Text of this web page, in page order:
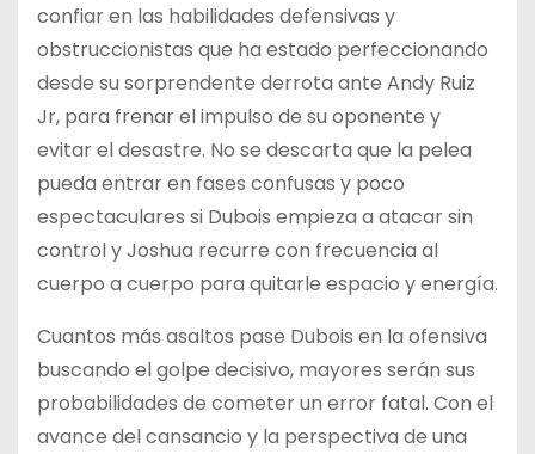
confiar en las habilidades defensivas y
obstruccionistas que ha estado perfeccionando
desde su sorprendente derrota ante Andy Ruiz
Jr, para frenar el impulso de su oponente y
evitar el desastre. No se descarta que la pelea
pueda entrar en fases confusas y poco
espectaculares si Dubois empieza a atacar sin
control y Joshua recurre con frecuencia al
cuerpo a cuerpo para quitarle espacio y energía.
Cuantos más asaltos pase Dubois en la ofensiva
buscando el golpe decisivo, mayores serán sus
probabilidades de cometer un error fatal. Con el
avance del cansancio y la perspectiva de una